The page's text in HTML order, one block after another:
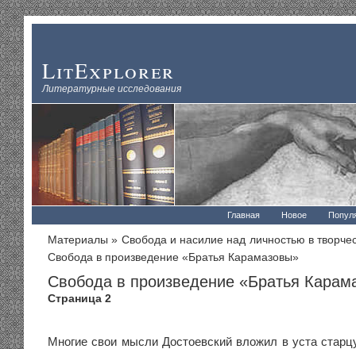
LitExplorer
Литературные исследования
Главная Новое
Материалы » Свобода и насилие над личностью в
Свобода в произведение «Братья Карамазовы»
Свобода в произведение «Братья
Страница 2
Многие свои мысли Достоевский вложил в уста